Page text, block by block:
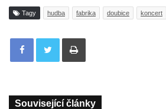
Tagy hudba fabrika doubice koncert
Tisknout
Související články